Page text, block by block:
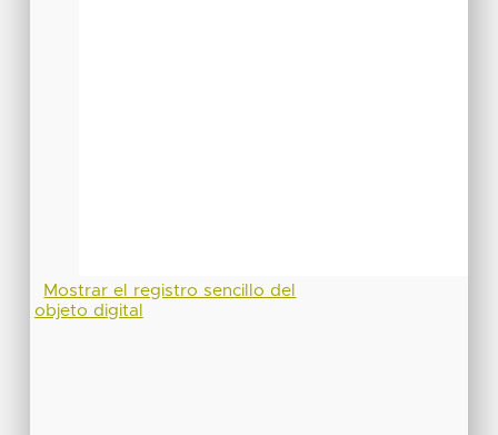
Mostrar el registro sencillo del
objeto digital